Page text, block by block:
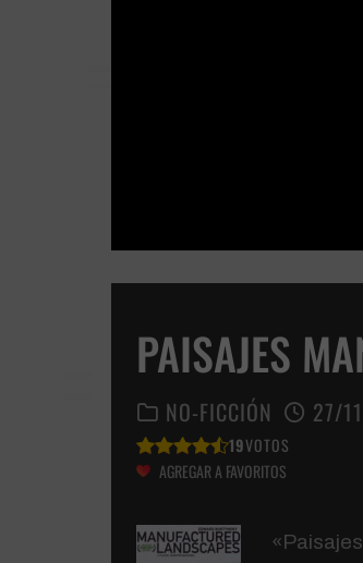
PAISAJES
NO-FICCIÓN 27/
19VOTOS
AGREGAR A FAVORITOS